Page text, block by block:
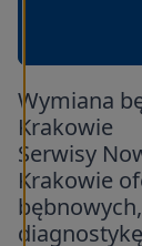
Wymiana
Krakowie
Serwisy
Krakowie